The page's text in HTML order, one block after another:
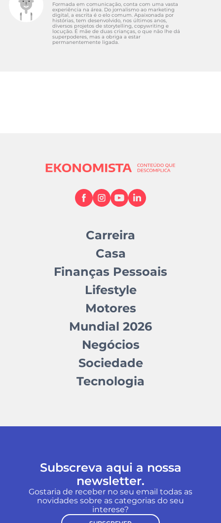
Formada em comunicação, conta com uma vasta
experiência na área. Do jornalismo ao marketing
digital, a escrita é o elo comum. Apaixonada por
histórias, tem desenvolvido, nos últimos anos,
diversos projetos de storytelling, copywriting e
locução. É mãe de duas crianças, o que não lhe dá
superpoderes, mas a obriga a estar
permanentemente ligada.
Carreira
Casa
Finanças Pessoais
Lifestyle
Motores
Mundial 2026
Negócios
Sociedade
Tecnologia
Subscreva aqui a nossa
newsletter.
Gostaria de receber no seu email todas as
novidades sobre as categorias do seu
interese?